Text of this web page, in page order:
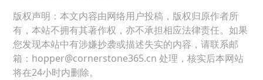
版权声明：本文内容由网络用户投稿，版权归原作者所
有，本站不拥有其著作权，亦不承担相应法律责任。如果
您发现本站中有涉嫌抄袭或描述失实的内容，请联系邮
箱：hopper@cornerstone365.cn 处理，核实后本网站
将在24小时内删除。